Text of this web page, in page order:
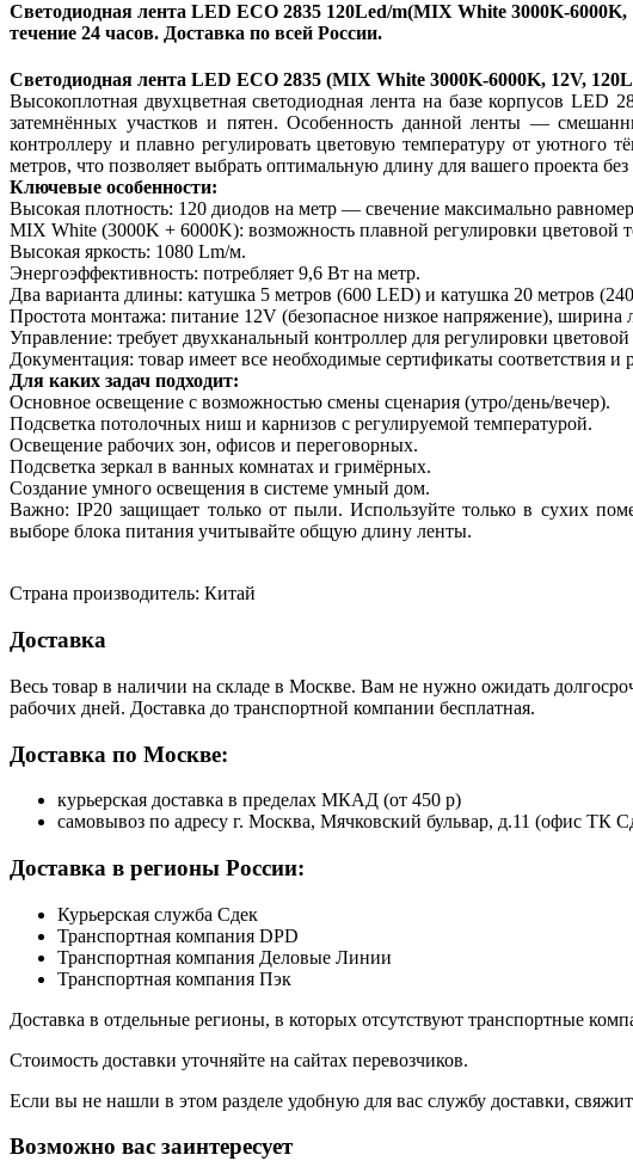
Светодиодная лента LED ECO 2835 120Led/m(MIX White 3000K-
течение 24 часов. Доставка по всей России.
Светодиодная лента LED ECO 2835 (MIX White 3000K-6000K, 12V,
Высокоплотная двухцветная светодиодная лента на базе корпусов LED
затемнённых участков и пятен. Особенность данной ленты —
контроллеру и плавно регулировать цветовую температуру от уютного
метров, что позволяет выбрать оптимальную длину для вашего проекта
Ключевые особенности:
Высокая плотность: 120 диодов на метр — свечение максимально
MIX White (3000K + 6000K): возможность плавной регулировки цветовой
Высокая яркость: 1080 Lm/м.
Энергоэффективность: потребляет 9,6 Вт на метр.
Два варианта длины: катушка 5 метров (600 LED) и катушка 20 метров
Простота монтажа: питание 12V (безопасное низкое напряжение),
Управление: требует двухканальный контроллер для регулировки
Документация: товар имеет все необходимые сертификаты соответствия
Для каких задач подходит:
Основное освещение с возможностью смены сценария (утро/день/вечер).
Подсветка потолочных ниш и карнизов с регулируемой температурой.
Освещение рабочих зон, офисов и переговорных.
Подсветка зеркал в ванных комнатах и гримёрных.
Создание умного освещения в системе умный дом.
Важно: IP20 защищает только от пыли. Используйте только в сухих
выборе блока питания учитывайте общую длину ленты.
Страна производитель: Китай
Доставка
Весь товар в наличии на складе в Москве. Вам не нужно ожидать
рабочих дней. Доставка до транспортной компании бесплатная.
Доставка по Москве:
курьерская доставка в пределах МКАД (от 450 р)
самовывоз по адресу г. Москва, Мячковский бульвар, д.11 (офис ТК
Доставка в регионы России:
Курьерская служба Сдек
Транспортная компания DPD
Транспортная компания Деловые Линии
Транспортная компания Пэк
Доставка в отдельные регионы, в которых отсутствуют транспортные
Стоимость доставки уточняйте на сайтах перевозчиков.
Если вы не нашли в этом разделе удобную для вас службу доставки,
Возможно вас заинтересует